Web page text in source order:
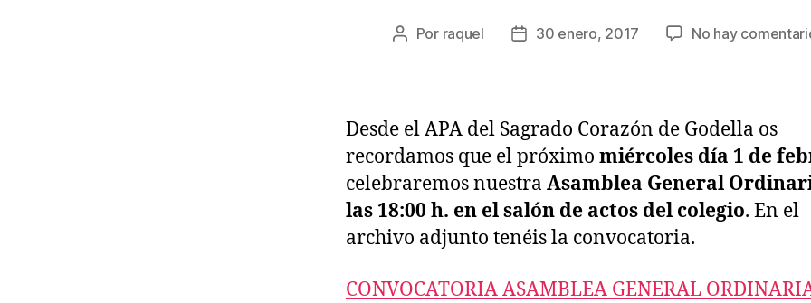
Autor
Por raquel
Fecha30 enero, 2017 No hay
Desde el APA del Sagrado Corazón de Godella os
recordamos que el próximo miércoles día 1 de
celebraremos nuestra Asamblea General
las 18:00 h. en el salón de actos del colegio. En el
archivo adjunto tenéis la convocatoria.
CONVOCATORIA ASAMBLEA GENERAL